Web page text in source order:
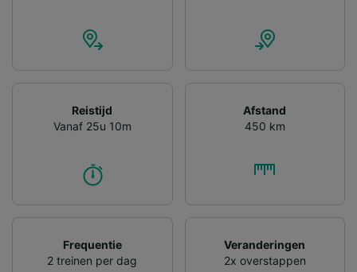
Reistijd
Vanaf 25u 10m
Afstand
450 km
Frequentie
2 treinen per dag
Veranderingen
2x overstappen